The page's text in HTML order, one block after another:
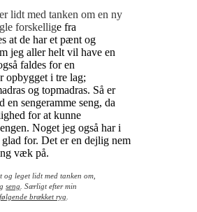
lidt med tanken om en ny
forskellige fra
at de har et pænt og
jeg aller helt vil have en
faldes for en
opbygget i tre lag;
og topmadras. Så er
en sengeramme seng, da
for at kunne
Noget jeg også har i
for. Det er en dejlig nem
væk på.
leget lidt med tanken om,
seng . Særligt efter min
brækket ryg